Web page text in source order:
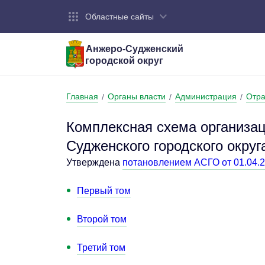
Областные сайты
Анжеро-Судженский
городской округ
Устав
Главная / Органы власти / Администрация /
Комплексная схема
Судженского городского
Утверждена потановлением АСГО от
Первый том
Второй том
Третий том